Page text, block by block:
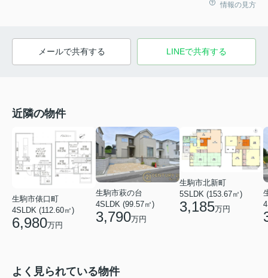
情報の見方
メールで共有する LINEで共有する
近隣の物件
生駒市俵口町
4SLDK (112.60㎡)
6,980万円
生駒市萩の台
4SLDK (99.57㎡)
3,790万円
生駒市北新町
5SLDK (153.67㎡)
3,185万円
よく見られている物件